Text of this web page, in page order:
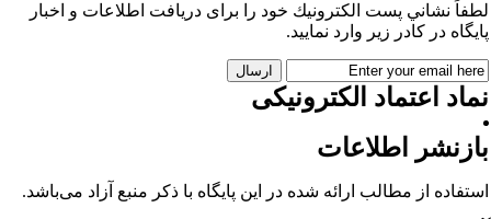
نشاني پست الكترونيك خود را برای دريافت اطلاعات و اخبار
در كادر زير وارد نمایید.
اعتماد الکترونیکی
اطلاعات
از مطالب ارائه شده در این پایگاه با ذکر منبع آزاد می‌باشد.